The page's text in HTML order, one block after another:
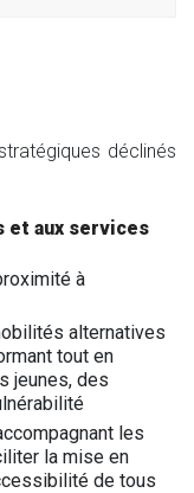
déclinés
et aux services
à
alternatives
tout en
jeunes, des
les
la mise en
de tous